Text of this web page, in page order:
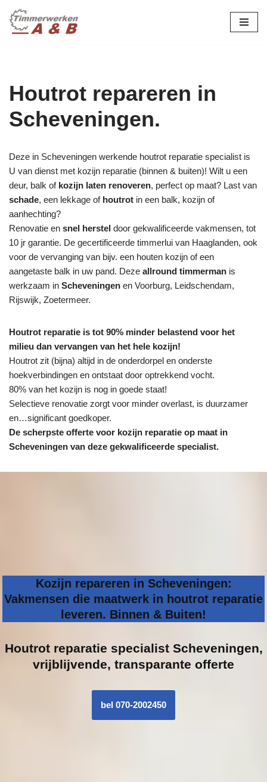
Ga
Houtrot repareren in
Scheveningen.
Deze in Scheveningen werkende houtrot reparatie specialist is
U van dienst met kozijn reparatie (binnen & buiten)! Wilt u een
deur, balk of kozijn laten renoveren, perfect op maat? Last van
schade, een lekkage of houtrot in een balk, kozijn of
aanhechting?
Renovatie en snel herstel door gekwalificeerde vakmensen, tot
10 jr garantie. De gecertificeerde timmerlui van Haaglanden, ook
voor de vervanging van bijv. een houten kozijn of een
aangetaste balk in uw pand. Deze allround timmerman is
werkzaam in Scheveningen en Voorburg, Leidschendam,
Rijswijk, Zoetermeer.
Houtrot reparatie is tot 90% minder belastend voor het
milieu dan vervangen van het hele kozijn!
Houtrot zit (bijna) altijd in de onderdorpel en onderste
hoekverbindingen en ontstaat door optrekkend vocht.
80% van het kozijn is nog in goede staat!
Selectieve renovatie zorgt voor minder overlast, is duurzamer
en…significant goedkoper.
De scherpste offerte voor kozijn reparatie op maat in
Scheveningen van deze gekwalificeerde specialist.
Kozijn repareren in Scheveningen:
Vakmensen die maatwerk in houtrot reparatie
leveren. Binnen & Buiten!
Houtrot reparatie specialistScheveningen,
vrijblijvende, transparante offerte
bel 070-2002450